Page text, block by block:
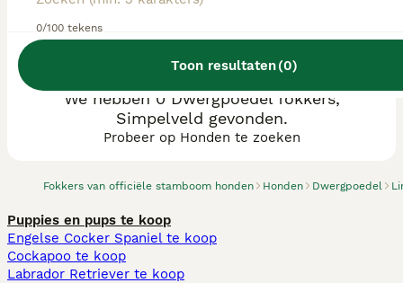
0/100 tekens
Toon resultaten(0)
Fokkers van officiële stamboom honden Honden Dwergpoedel
We hebben 0 Dwergpoedel fokkers,
Simpelveld gevonden.
Probeer op Honden te zoeken
Puppies en pups te koop
Engelse Cocker Spaniel te koop
Cockapoo te koop
Labrador Retriever te koop